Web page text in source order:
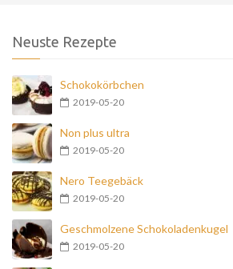
Neuste Rezepte
Schokokörbchen
2019-05-20
Non plus ultra
2019-05-20
Nero Teegebäck
2019-05-20
Geschmolzene Schokoladenkugel
2019-05-20